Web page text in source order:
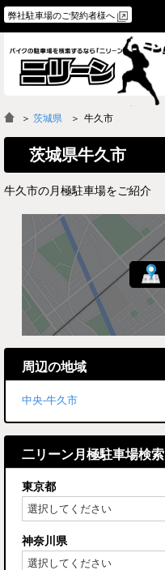
弊社駐車場のご契約者様へ
物件一覧
よくあるご質問
＞ 茨城県 牛久市
茨城県牛久市
牛久市の月極駐車場をご紹介
周辺の地域
中央-牛久市
二リーン月極駐車場検索
東京都
神奈川県